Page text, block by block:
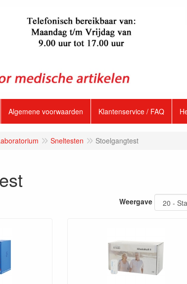
Algemene voorwaarden Klantenservice / FAQ
Sneltesten Stoelgangtest
Weergave